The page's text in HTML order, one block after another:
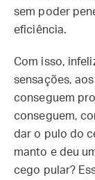
sem poder
eficiência.
Com isso,
sensações,
conseguem
conseguem,
dar o pulo do
manto e deu
cego pular?